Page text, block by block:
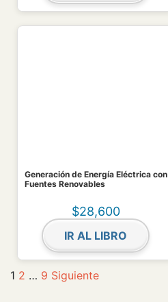
Generación de Energía Eléctrica con
Fuentes Renovables
$28,600
IR AL LIBRO
1 2 … 9 Siguiente